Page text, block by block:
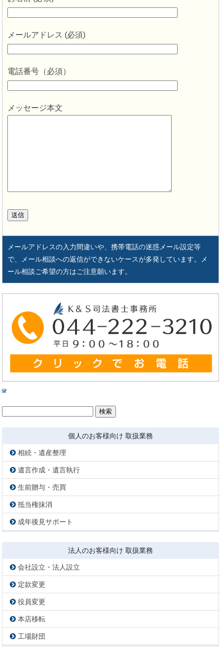
メールアドレス (必須)
電話番号（必須）
メッセージ本文
メールアドレスの入力間違いや、携帯電話の迷惑メール設定等
で、メール相談への返信ができないケースが多発しています。メ
ール相談ご希望の方はご注意願います。
検
索:
個人のお客様向け 取扱業務
相続・遺産整理
遺言作成・遺言執行
生前贈与・売買
抵当権抹消
成年後見サポート
法人のお客様向け 取扱業務
会社設立・法人設立
定款変更
役員変更
本店移転
工場財団